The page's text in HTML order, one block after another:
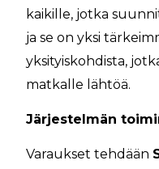
kaikille, jotka
ja se on yksi
yksityiskohdista,
matkalle lähtöä.
Järjestelmän
Varaukset tehdään